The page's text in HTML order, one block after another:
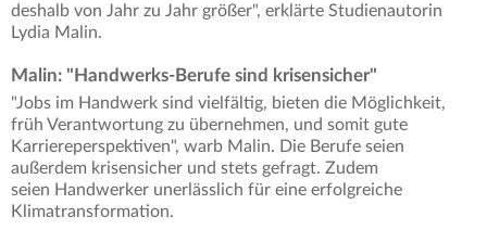
deshalb von Jahr zu Jahr größer", erklärte Studienautorin
Lydia Malin.
Malin: "Handwerks-Berufe sind krisensicher"
"Jobs im Handwerk sind vielfältig, bieten die Möglichkeit,
früh Verantwortung zu übernehmen, und somit gute
Karriereperspektiven", warb Malin. Die Berufe seien
außerdem krisensicher und stets gefragt. Zudem
seien Handwerker unerlässlich für eine erfolgreiche
Klimatransformation.